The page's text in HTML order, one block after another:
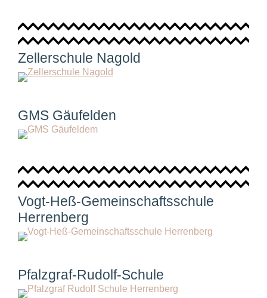
Zellerschule Nagold
GMS Gäufelden
Vogt-Heß-Gemeinschaftsschule
Herrenberg
Pfalzgraf-Rudolf-Schule